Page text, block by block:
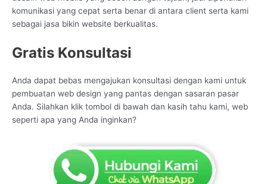
komunikasi yang cepat serta benar di antara client serta kami
sebagai jasa bikin website berkualitas.
Gratis Konsultasi
Anda dapat bebas mengajukan konsultasi dengan kami untuk
pembuatan web design yang pantas dengan sasaran pasar
Anda. Silahkan klik tombol di bawah dan kasih tahu kami, web
seperti apa yang Anda inginkan?